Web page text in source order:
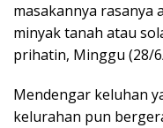
masakannya rasanya
minyak tanah atau
prihatin, Minggu (28/
Mendengar keluhan
kelurahan pun